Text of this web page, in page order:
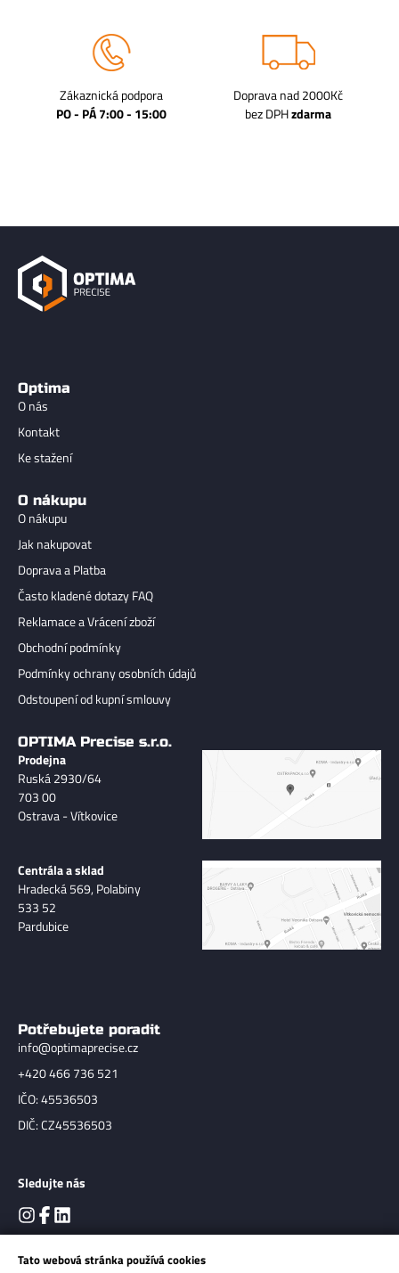
Zákaznická podpora
PO - PÁ 7:00 - 15:00
Doprava nad 2000Kč
bez DPHzdarma
Optima
O nás
Kontakt
Ke stažení
O nákupu
O nákupu
Jak nakupovat
Doprava a Platba
Často kladené dotazy FAQ
Reklamace a Vrácení zboží
Obchodní podmínky
Podmínky ochrany osobních údajů
Odstoupení od kupní smlouvy
OPTIMA Precise s.r.o.
Prodejna
Ruská 2930/64
703 00
Ostrava - Vítkovice
Centrála a sklad
Hradecká 569, Polabiny
533 52
Pardubice
Potřebujete poradit
info@optimaprecise.cz
+420 466 736 521
IČO: 45536503
DIČ: CZ45536503
Sledujte nás
Tato webová stránka používá cookies